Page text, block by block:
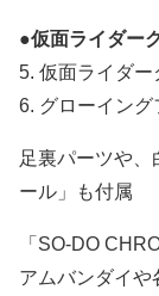
●仮面ライダー
5. 仮面ライダー
6. グローイング
足裏パーツや
ール」も付属
「SO-DO
アムバンダイや